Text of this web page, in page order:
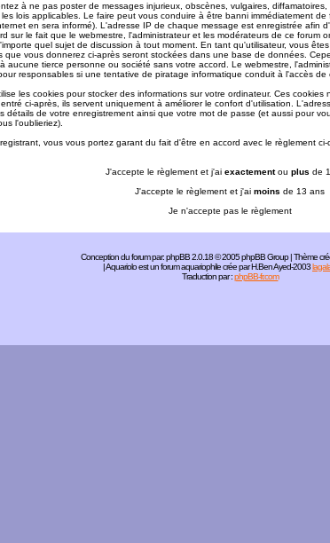
à ne pas poster de messages injurieux, obscènes, vulgaires,
les lois applicables. Le faire peut vous conduire à être banni immédiatement
en sera informé). L'adresse IP de chaque message est enregistrée afin
sur le fait que le webmestre, l'administrateur et les modérateurs de ce forum
quel sujet de discussion à tout moment. En tant qu'utilisateur, vous
que vous donnerez ci-après seront stockées dans une base de données.
aucune tierce personne ou société sans votre accord. Le webmestre,
responsables si une tentative de piratage informatique conduit à l'accès de
les cookies pour stocker des informations sur votre ordinateur. Ces
ci-après, ils servent uniquement à améliorer le confort d'utilisation.
détails de votre enregistrement ainsi que votre mot de passe (et aussi pour
l'oublieriez).
vous vous portez garant du fait d'être en accord avec le règlement ci-
J'accepte le règlement et j'ai exactementou plus de
J'accepte le règlement et j'ai moins de 13 ans
Je n'accepte pas le règlement
Conception du forum par:phpBB2.0.18 © 2005 phpBB Group | Thème
| Aquariolo est un forum aquariophile crée par H.Ben Ayed-2003
Traduction par :phpBB-fr.com